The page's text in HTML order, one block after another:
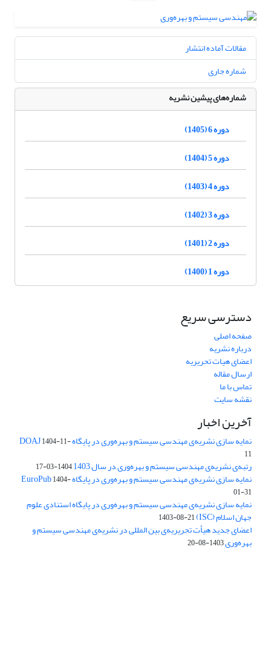
مقالات آماده انتشار
شماره جاری
شماره‌های پیشین نشریه
دوره 6 (1405)
دوره 5 (1404)
دوره 4 (1403)
دوره 3 (1402)
دوره 2 (1401)
دوره 1 (1400)
دسترسی سریع
صفحه اصلی
درباره نشریه
اعضای هیات تحریریه
ارسال مقاله
تماس با ما
نقشه سایت
آخرین اخبار
نمایه سازی نشریه‌ی مهندسی سیستم و بهره‌وری در پایگاه DOAJ1404-11-
11
رتبه‌ی نشریه‌ی مهندسی سیستم و بهره‌وری در سال 1403 1404-03-17
نمایه سازی نشریه‌ی مهندسی سیستم و بهره‌وری در پایگاه EuroPub1404-
01-31
نمایه سازی نشریه‌ی مهندسی سیستم و بهره‌وری در پایگاه استنادی علوم
جهان اسلام (ISC) 1403-08-21
اعضای جدید هیأت تحریریه‌ی بین المللی در نشریه‌ی مهندسی سیستم و
بهره‌وری1403-08-20